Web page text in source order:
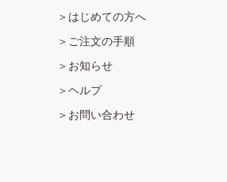
はじめての方へ
ご注文の手順
お知らせ
ヘルプ
お問い合わせ